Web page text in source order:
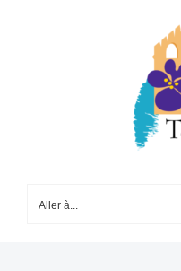
Aller à...